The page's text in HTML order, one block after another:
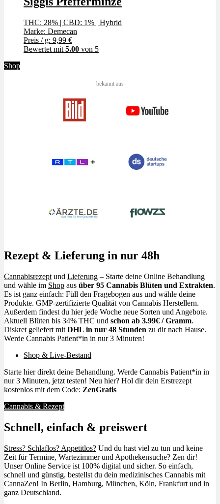
THC: 28% | CBD: 1% | Hybrid
Marke: Demecan
Preis / g: 9,99 €
Bewertet mit 5.00 von 5
Shop
bekannt aus
Rezept & Lieferung in nur 48h
Cannabisrezept und Lieferung – Starte deine Online Behandlung
und wähle im Shop aus über 95 Cannabis Blüten und Extrakten.
Es ist ganz einfach: Füll den Fragebogen aus und wähle deine
Produkte. GMP-zertifizierte Qualität von Cannabis Herstellern.
Außerdem findest du hier jede Woche neue Sorten und Angebote.
Aktuell Blüten bis 34% THC und schon ab 3.99€ / Gramm.
Diskret geliefert mit DHL in nur 48 Stunden zu dir nach Hause.
Werde Cannabis Patient*in in nur 3 Minuten!
Shop & Live-Bestand
Starte hier direkt deine Behandlung. Werde Cannabis Patient*in in
nur 3 Minuten, jetzt testen! Neu hier? Hol dir dein Erstrezept
kostenlos mit dem Code: ZenGratis
Cannabis & Rezept
Schnell, einfach & preiswert
Stress? Schlaflos? Appetitlos? Und du hast viel zu tun und keine
Zeit für Termine, Wartezimmer und Apothekensuche? Zen dir!
Unser Online Service ist 100% digital und sicher. So einfach,
schnell und günstig, bestellst du dein medizinisches Cannabis mit
CannaZen! In Berlin, Hamburg, München, Köln, Frankfurt und in
ganz Deutschland.